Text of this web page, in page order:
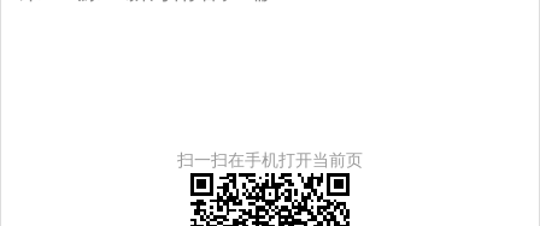
扫一扫在手机打开当前页